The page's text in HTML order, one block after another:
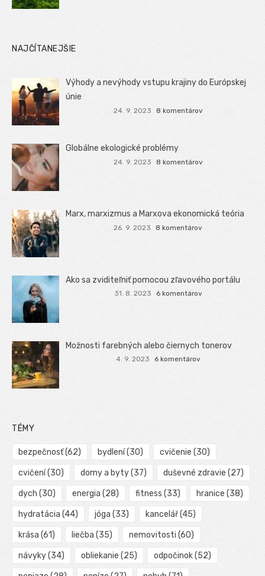
NAJČÍTANEJŠIE
Výhody a nevýhody vstupu krajiny do Európskej
únie
24. 9. 2023 8 komentárov
Globálne ekologické problémy
24. 9. 2023 8 komentárov
Marx, marxizmus a Marxova ekonomická teória
26. 9. 2023 8 komentárov
Ako sa zviditeľniť pomocou zľavového portálu
31. 8. 2023 6 komentárov
Možnosti farebných alebo čiernych tonerov
4. 9. 2023 6 komentárov
TÉMY
bezpečnosť(62) bydlení(30) cvičenie (30)
cvičení(30) domy a byty(37) duševné zdravie (27)
dych (30) energia (28) fitness (33) hranice (38)
hydratácia (44) jóga (33) kancelář(45)
krása (61) liečba (35) nemovitosti (60)
návyky(34) obliekanie (25) odpočinok(52)